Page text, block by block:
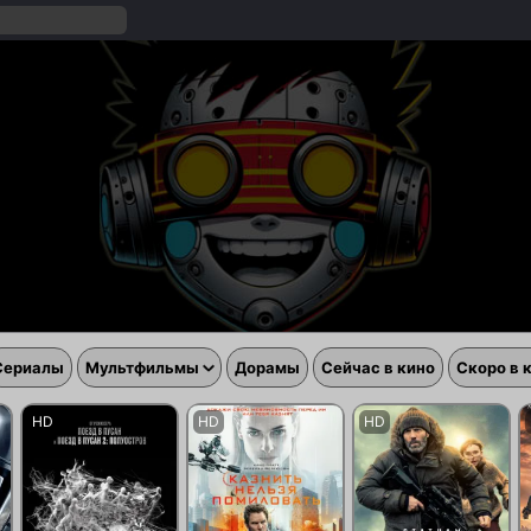
Мультфильмы Дорамы Сейчас в кино Скоро в